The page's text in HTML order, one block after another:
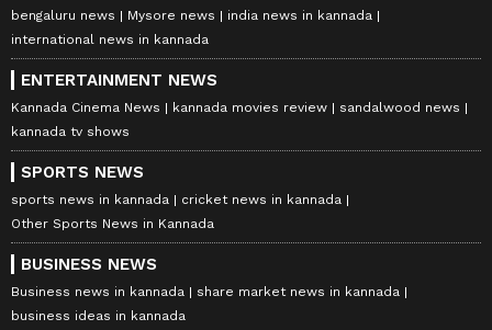
bengaluru news
Mysore news
india news in kannada
international news in kannada
ENTERTAINMENT NEWS
Kannada Cinema News kannada movies review
sandalwood news
kannada tv shows
SPORTS NEWS
sports news in kannada
cricket news in kannada
Other Sports News in Kannada
BUSINESS NEWS
Business news in kannada
share market news in kannada
business ideas in kannada